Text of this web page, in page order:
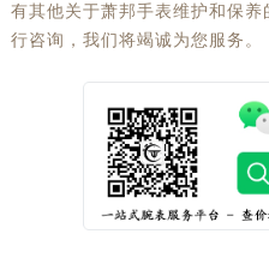
有其他关于萧邦手表维护和保
行咨询，我们将竭诚为您服务。